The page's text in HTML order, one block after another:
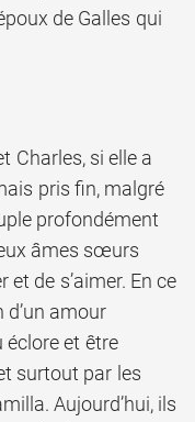
de Galles qui
Charles, si elle a
pris fin, malgré
profondément
âmes sœurs
et de s’aimer. En ce
d’un amour
et être
surtout par les
Aujourd’hui, ils